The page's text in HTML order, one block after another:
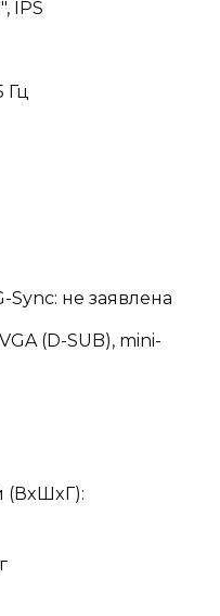
IPS
Гц
не заявлена
(D-SUB), mini-
(ВxШxГ):